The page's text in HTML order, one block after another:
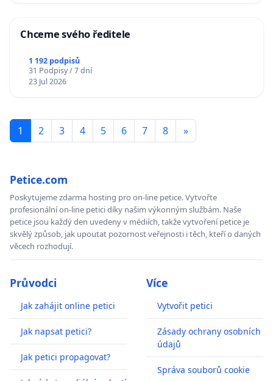
Chceme svého ředitele
1 192 podpisů
31 Podpisy / 7 dní
23 Jul 2026
1 2 3 4 5 6 7 8 »
Petice.com
Poskytujeme zdarma hosting pro on-line petice. Vytvořte
profesionální on-line petici díky našim výkonným službám. Naše
petice jsou každý den uvedeny v médiích, takže vytvoření petice je
skvělý způsob, jak upoutat pozornost veřejnosti i těch, kteří o daných
věcech rozhodují.
Průvodci
Jak zahájit online petici
Jak napsat petici?
Jak petici propagovat?
Více
Vytvořit petici
Zásady ochrany osobních
údajů
Správa souborů cookie